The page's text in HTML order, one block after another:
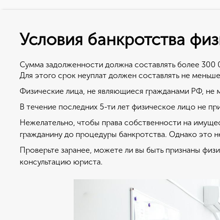
В чем
Банкротство
подразумевает
Подавая
возможны
Полное списание
доходы равны
В любом случае
Как подать на
лицу?
Для признания банкротства физ.
ссылка на образец).
Заявление можно подать, как
подобными ситуациями.
В заявлении необходимо указать
есть то, почему вы не в состоянии
номера договоров, которые были
документы, подтверждающие
форме 2НДФЛ.
Далее необходимо пройти всю
Условия банкротства
Сумма задолженности должна составлять более 300
Для этого срок неуплат должен составлять не
Физические лица, не являющиеся гражданами РФ, не
В течение последних 5-ти лет физическое лицо не
Нежелательно, чтобы права собственности на
гражданину до процедуры банкротства. Однако это
Проверьте заранее, можете ли вы быть признаны
консультацию юриста.